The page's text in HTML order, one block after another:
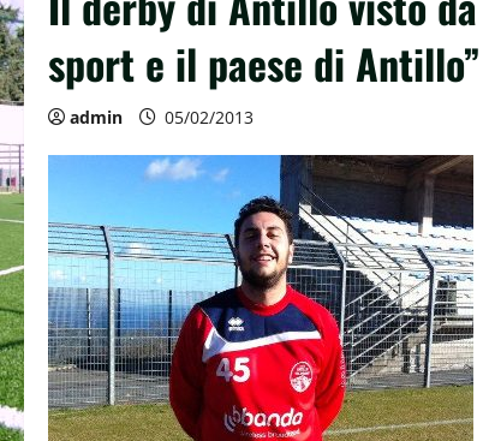
sport e il paese di Antillo”
admin 05/02/2013